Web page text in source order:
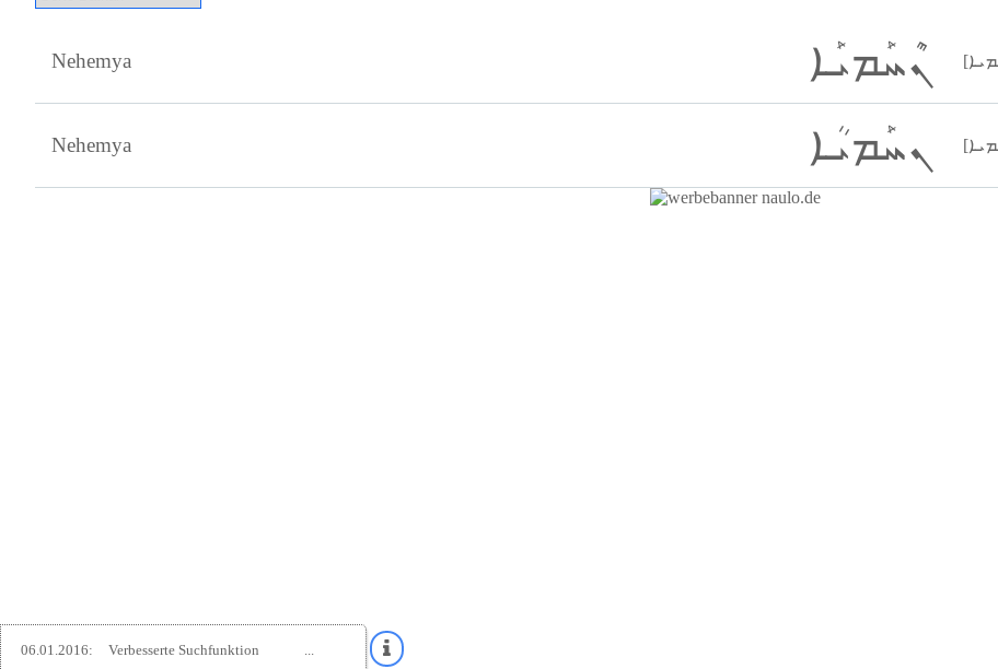
Nehemya ܢܶܚܰܡܝܰܐ
Nehemya ܢܚܰܡܝܳܐ
06.01.2016: Verbesserte Suchfunktion ...